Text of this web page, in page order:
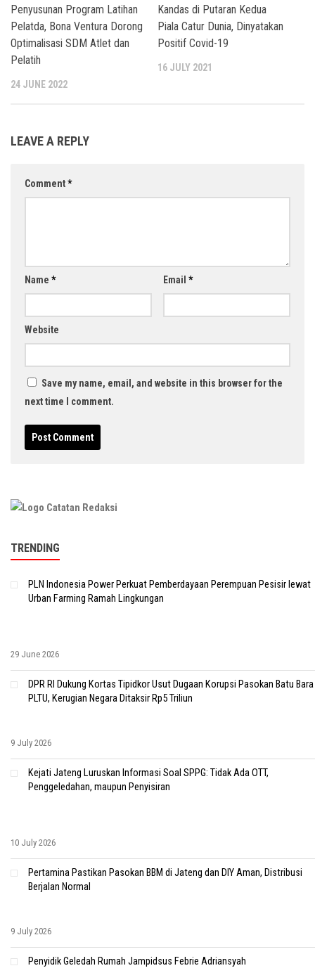
Penyusunan Program Latihan
Pelatda, Bona Ventura Dorong
Optimalisasi SDM Atlet dan
Pelatih
24 JUNE 2022
Kandas di Putaran Kedua
Piala Catur Dunia, Dinyatakan
Positif Covid-19
16 JULY 2021
LEAVE A REPLY
Comment*
Name * Email *
Website
Save my name, email, and website in this browser for the
next time I comment.
TRENDING
PLN Indonesia Power Perkuat Pemberdayaan Perempuan Pesisir lewat
Urban Farming Ramah Lingkungan
29 June 2026
DPR RI Dukung Kortas Tipidkor Usut Dugaan Korupsi Pasokan Batu Bara
PLTU, Kerugian Negara Ditaksir Rp5 Triliun
9 July 2026
Kejati Jateng Luruskan Informasi Soal SPPG: Tidak Ada OTT,
Penggeledahan, maupun Penyisiran
10 July 2026
Pertamina Pastikan Pasokan BBM di Jateng dan DIY Aman, Distribusi
Berjalan Normal
9 July 2026
Penyidik Geledah Rumah Jampidsus Febrie Adriansyah